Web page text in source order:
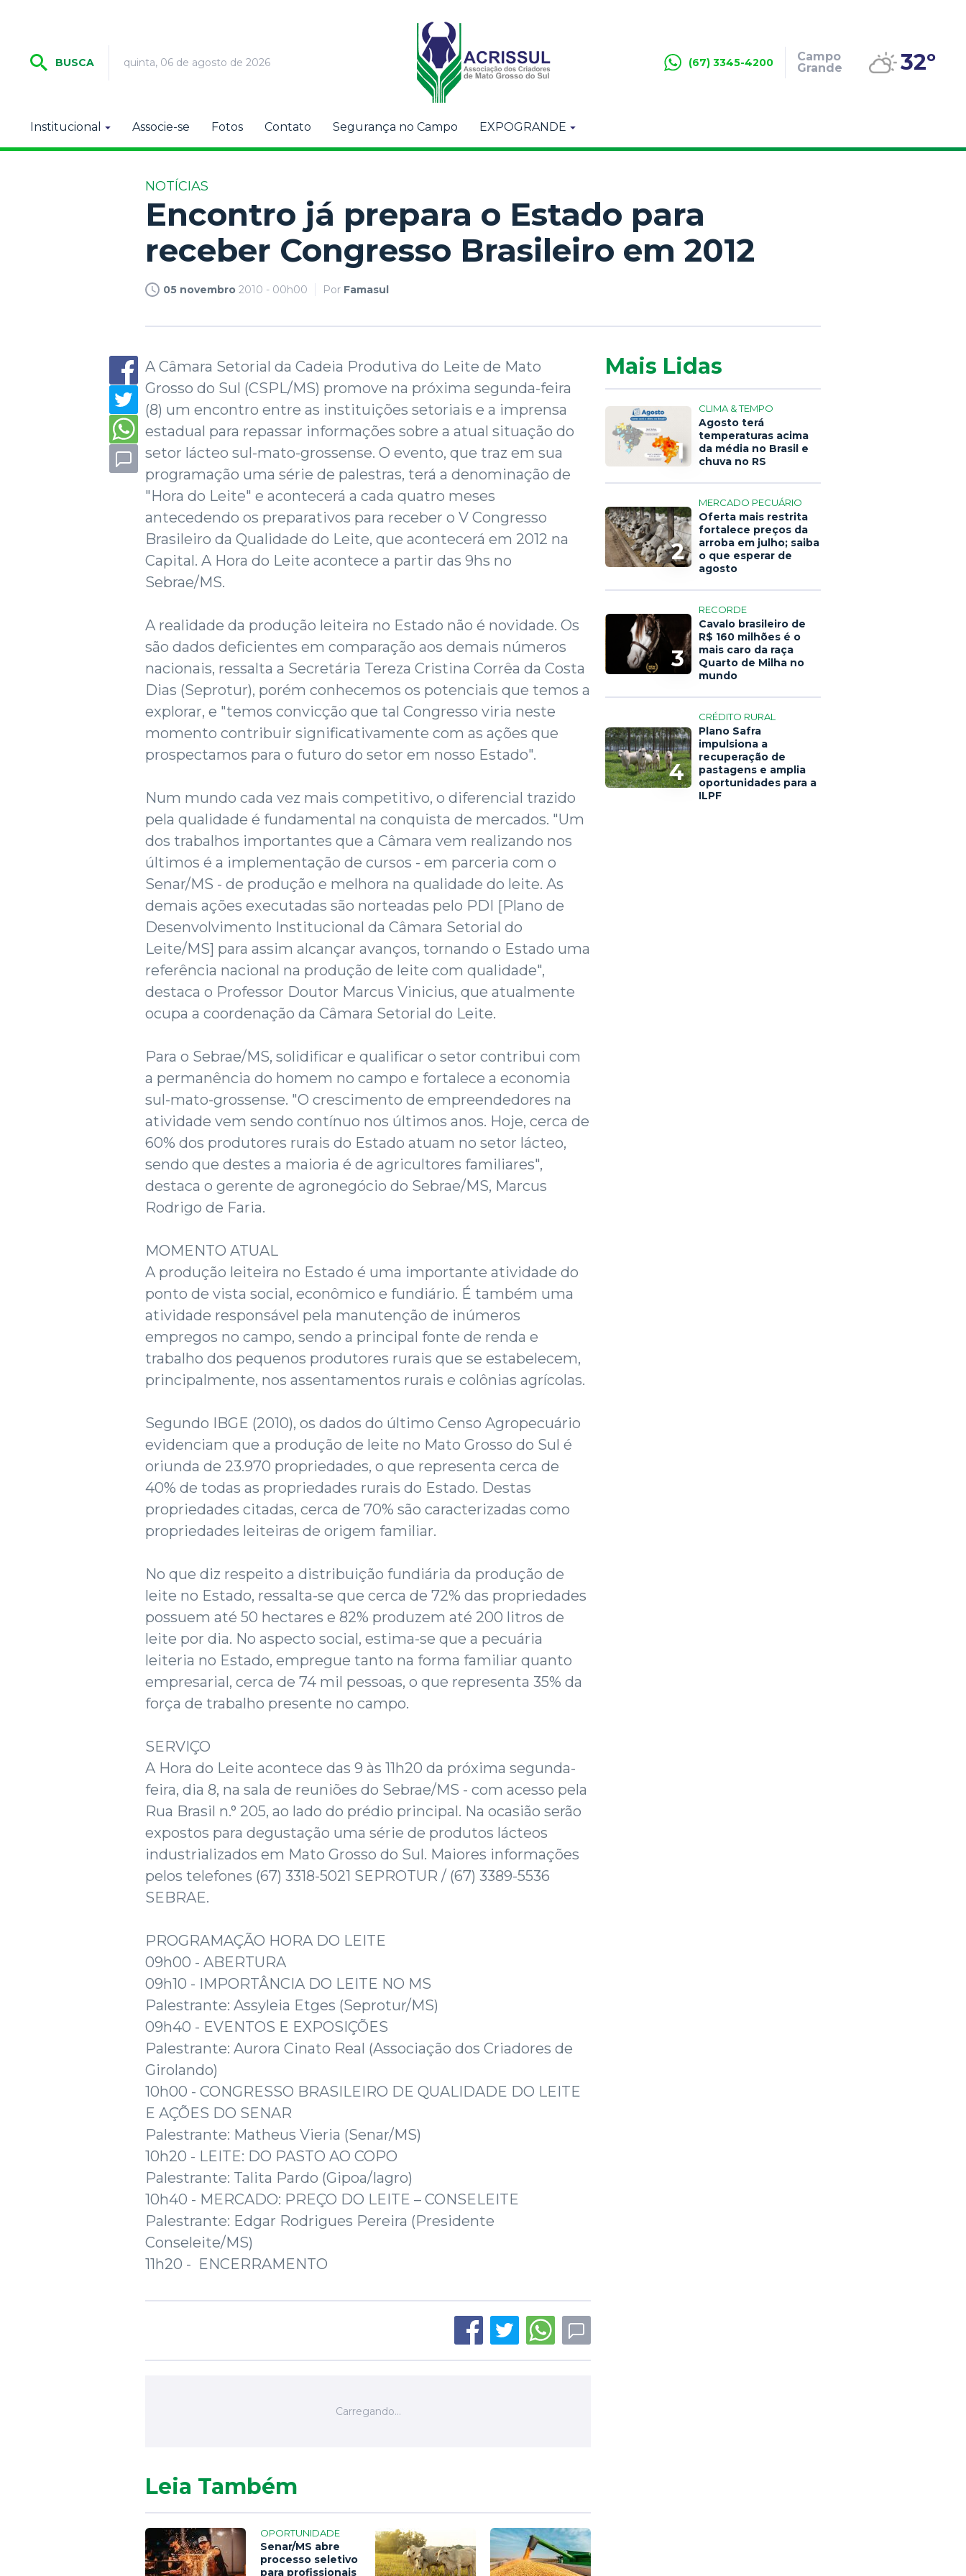
BUSCA quinta, 06 de agosto de 2026 (67) 3345-4200
Campo
Grande
32º
Institucional Associe-se Fotos Contato Segurança no Campo EXPOGRANDE
NOTÍCIAS
Encontro já prepara o Estado para
receber Congresso Brasileiro em 2012
05 novembro 2010 - 00h00 Por Famasul
A Câmara Setorial da Cadeia Produtiva do Leite de Mato
Grosso do Sul (CSPL/MS) promove na próxima segunda-feira
(8) um encontro entre as instituições setoriais e a imprensa
estadual para repassar informações sobre a atual situação do
setor lácteo sul-mato-grossense. O evento, que traz em sua
programação uma série de palestras, terá a denominação de
"Hora do Leite" e acontecerá a cada quatro meses
antecedendo os preparativos para receber o V Congresso
Brasileiro da Qualidade do Leite, que acontecerá em 2012 na
Capital. A Hora do Leite acontece a partir das 9hs no
Sebrae/MS.
A realidade da produção leiteira no Estado não é novidade. Os
são dados deficientes em comparação aos demais números
nacionais, ressalta a Secretária Tereza Cristina Corrêa da Costa
Dias (Seprotur), porém conhecemos os potenciais que temos a
explorar, e "temos convicção que tal Congresso viria neste
momento contribuir significativamente com as ações que
prospectamos para o futuro do setor em nosso Estado".
Num mundo cada vez mais competitivo, o diferencial trazido
pela qualidade é fundamental na conquista de mercados. "Um
dos trabalhos importantes que a Câmara vem realizando nos
últimos é a implementação de cursos - em parceria com o
Senar/MS - de produção e melhora na qualidade do leite. As
demais ações executadas são norteadas pelo PDI [Plano de
Desenvolvimento Institucional da Câmara Setorial do
Leite/MS] para assim alcançar avanços, tornando o Estado uma
referência nacional na produção de leite com qualidade",
destaca o Professor Doutor Marcus Vinicius, que atualmente
ocupa a coordenação da Câmara Setorial do Leite.
Para o Sebrae/MS, solidificar e qualificar o setor contribui com
a permanência do homem no campo e fortalece a economia
sul-mato-grossense. "O crescimento de empreendedores na
atividade vem sendo contínuo nos últimos anos. Hoje, cerca de
60% dos produtores rurais do Estado atuam no setor lácteo,
sendo que destes a maioria é de agricultores familiares",
destaca o gerente de agronegócio do Sebrae/MS, Marcus
Rodrigo de Faria.
MOMENTO ATUAL
A produção leiteira no Estado é uma importante atividade do
ponto de vista social, econômico e fundiário. É também uma
atividade responsável pela manutenção de inúmeros
empregos no campo, sendo a principal fonte de renda e
trabalho dos pequenos produtores rurais que se estabelecem,
principalmente, nos assentamentos rurais e colônias agrícolas.
Segundo IBGE (2010), os dados do último Censo Agropecuário
evidenciam que a produção de leite no Mato Grosso do Sul é
oriunda de 23.970 propriedades, o que representa cerca de
40% de todas as propriedades rurais do Estado. Destas
propriedades citadas, cerca de 70% são caracterizadas como
propriedades leiteiras de origem familiar.
No que diz respeito a distribuição fundiária da produção de
leite no Estado, ressalta-se que cerca de 72% das propriedades
possuem até 50 hectares e 82% produzem até 200 litros de
leite por dia. No aspecto social, estima-se que a pecuária
leiteria no Estado, empregue tanto na forma familiar quanto
empresarial, cerca de 74 mil pessoas, o que representa 35% da
força de trabalho presente no campo.
SERVIÇO
A Hora do Leite acontece das 9 às 11h20 da próxima segunda-
feira, dia 8, na sala de reuniões do Sebrae/MS - com acesso pela
Rua Brasil n.° 205, ao lado do prédio principal. Na ocasião serão
expostos para degustação uma série de produtos lácteos
industrializados em Mato Grosso do Sul. Maiores informações
pelos telefones (67) 3318-5021 SEPROTUR / (67) 3389-5536
SEBRAE.
PROGRAMAÇÃO HORA DO LEITE
09h00 - ABERTURA
09h10 - IMPORTÂNCIA DO LEITE NO MS
Palestrante: Assyleia Etges (Seprotur/MS)
09h40 - EVENTOS E EXPOSIÇÕES
Palestrante: Aurora Cinato Real (Associação dos Criadores de
Girolando)
10h00 - CONGRESSO BRASILEIRO DE QUALIDADE DO LEITE
E AÇÕES DO SENAR
Palestrante: Matheus Vieria (Senar/MS)
10h20 - LEITE: DO PASTO AO COPO
Palestrante: Talita Pardo (Gipoa/Iagro)
10h40 - MERCADO: PREÇO DO LEITE – CONSELEITE
Palestrante: Edgar Rodrigues Pereira (Presidente
Conseleite/MS)
11h20 - ENCERRAMENTO
Mais Lidas
1
CLIMA & TEMPO
Agosto terá
temperaturas acima
da média no Brasil e
chuva no RS
2
MERCADO PECUÁRIO
Oferta mais restrita
fortalece preços da
arroba em julho; saiba
o que esperar de
agosto
3
RECORDE
Cavalo brasileiro de
R$ 160 milhões é o
mais caro da raça
Quarto de Milha no
mundo
4
CRÉDITO RURAL
Plano Safra
impulsiona a
recuperação de
pastagens e amplia
oportunidades para a
ILPF
Leia Também
OPORTUNIDADE
Senar/MS abre
processo seletivo
para profissionais